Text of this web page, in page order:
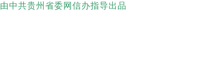
由中共贵州省委网信办指导出品